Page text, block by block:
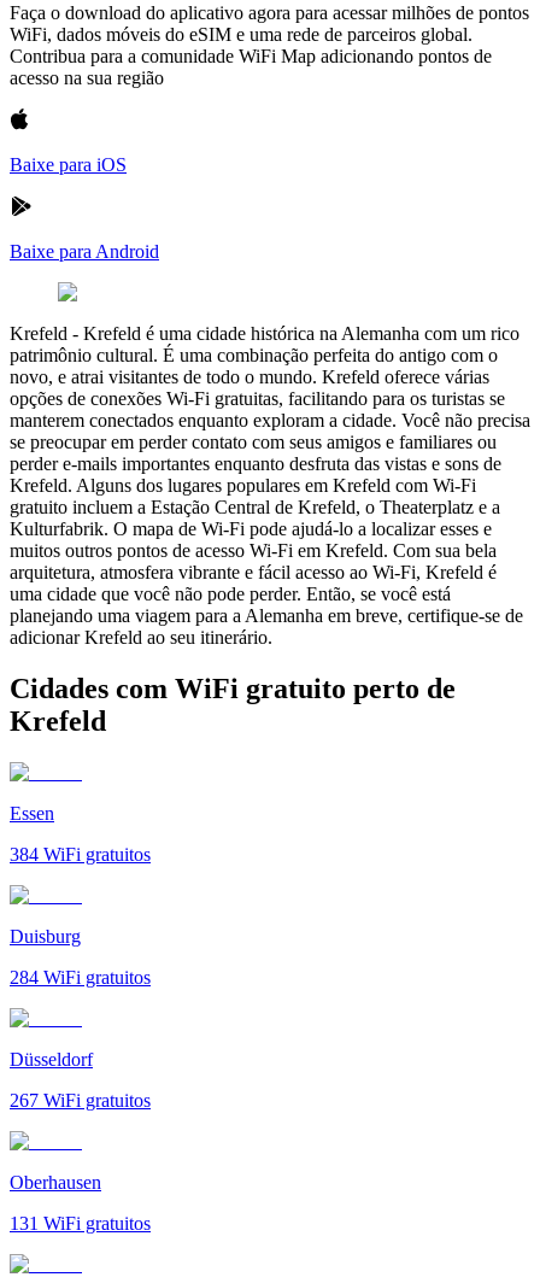
Faça o download do aplicativo agora para acessar milhões de pontos
WiFi, dados móveis do eSIM e uma rede de parceiros global.
Contribua para a comunidade WiFi Map adicionando pontos de
acesso na sua região
Baixe para iOS
Baixe para Android
Krefeld - Krefeld é uma cidade histórica na Alemanha com um rico
patrimônio cultural. É uma combinação perfeita do antigo com o
novo, e atrai visitantes de todo o mundo. Krefeld oferece várias
opções de conexões Wi-Fi gratuitas, facilitando para os turistas se
manterem conectados enquanto exploram a cidade. Você não precisa
se preocupar em perder contato com seus amigos e familiares ou
perder e-mails importantes enquanto desfruta das vistas e sons de
Krefeld. Alguns dos lugares populares em Krefeld com Wi-Fi
gratuito incluem a Estação Central de Krefeld, o Theaterplatz e a
Kulturfabrik. O mapa de Wi-Fi pode ajudá-lo a localizar esses e
muitos outros pontos de acesso Wi-Fi em Krefeld. Com sua bela
arquitetura, atmosfera vibrante e fácil acesso ao Wi-Fi, Krefeld é
uma cidade que você não pode perder. Então, se você está
planejando uma viagem para a Alemanha em breve, certifique-se de
adicionar Krefeld ao seu itinerário.
Cidades com WiFi gratuito perto de
Krefeld
Essen
384 WiFi gratuitos
Duisburg
284 WiFi gratuitos
Düsseldorf
267 WiFi gratuitos
Oberhausen
131 WiFi gratuitos